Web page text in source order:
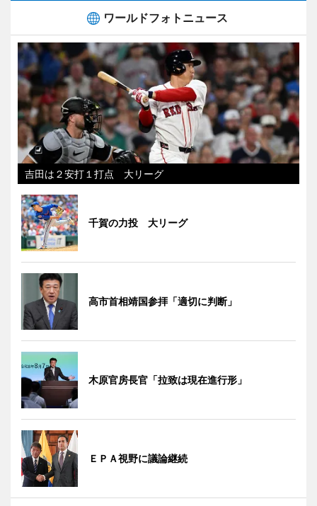
ワールドフォトニュース
吉田は２安打１打点 大リーグ
千賀の力投 大リーグ
高市首相靖国参拝「適切に判断」
木原官房長官「拉致は現在進行形」
ＥＰＡ視野に議論継続